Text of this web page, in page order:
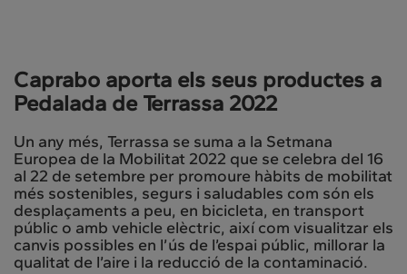
Caprabo aporta els seus productes a
Pedalada de Terrassa 2022
Un any més, Terrassa se suma a la Setmana
Europea de la Mobilitat 2022 que se celebra del 16
al 22 de setembre per promoure hàbits de mobilitat
més sostenibles, segurs i saludables com són els
desplaçaments a peu, en bicicleta, en transport
públic o amb vehicle elèctric, així com visualitzar els
canvis possibles en l’ús de l’espai públic, millorar la
qualitat de l’aire i la reducció de la contaminació.